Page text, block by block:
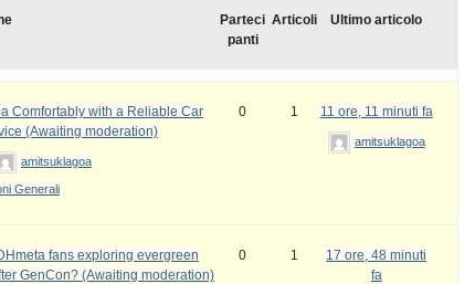
Parteci
panti
Articoli Ultimo articolo
Comfortably with a Reliable Car
(Awaiting moderation)
amitsuklagoa
Generali
0 1 11 ore, 11 minuti fa
amitsuklagoa
fans exploring evergreen
GenCon? (Awaiting moderation)
0 1
17 ore, 48 minuti
fa